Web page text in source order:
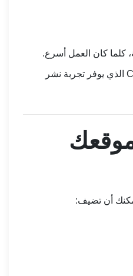
كلما كان العمل أسرع.
ولهذا يميل المحررون لــ CMS الذي يوفر تجربة نشر
أن تضيف: